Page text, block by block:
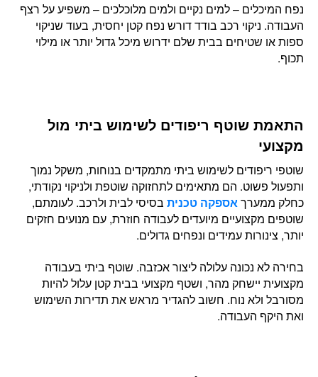
נפח המיכלים – למים נקיים ולמים מלוכלכים – משפיע על רצף
העבודה. ניקוי רכב בודד דורש נפח קטן יחסית, בעוד שניקוי
ספות או שטיחים בבית שלם ידרוש מיכל גדול יותר או מילוי
תכוף.
התאמת שוטף ריפודים לשימוש ביתי מול
מקצועי
שוטפי ריפודים לשימוש ביתי מתמקדים בנוחות, משקל נמוך
ותפעול פשוט. הם מתאימים לתחזוקה שוטפת ולניקוי נקודתי,
כחלק ממערך אספקה טכניתבסיסי לבית ולרכב. לעומתם,
שוטפים מקצועיים מיועדים לעבודה חוזרת, עם מנועים חזקים
יותר, צינורות עמידים ונפחים גדולים.
בחירה לא נכונה עלולה ליצור אכזבה. שוטף ביתי בעבודה
מקצועית יישחק מהר, ושטף מקצועי בבית קטן עלול להיות
מסורבל ולא נוח. חשוב להגדיר מראש את תדירות השימוש
ואת היקף העבודה.